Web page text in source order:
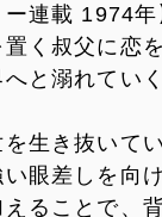
連載 1974年
く叔父に恋
と溺れてい
生き抜いて
眼差しを向
ることで、